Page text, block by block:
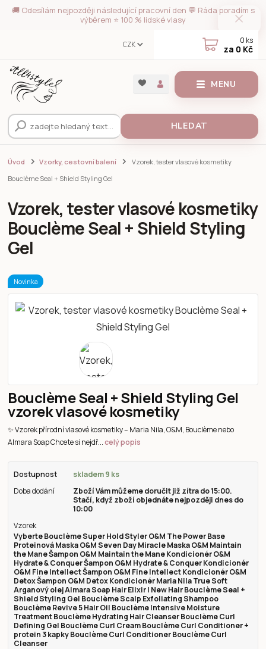
🚚 Odesílám nejpozději následující pracovní den 💬 Ráda poradím s
výběrem ⭐ 100 % lidské vlasy
MENU
CZK
HLEDAT
0 ks
za 0 Kč
Úvod Vzorky, cestovní balení
Vzorek, tester vlasové kosmetiky
Bouclème Seal + Shield Styling Gel
Vzorek, tester vlasové kosmetiky
Bouclème Seal + Shield Styling
Gel
Novinka
Bouclème Seal + Shield Styling Gel
vzorek vlasové kosmetiky
✨ Vzorek přírodní vlasové kosmetiky – Maria Nila, O&M, Bouclème nebo
Almara Soap Chcete si nejdř...celý popis
Dostupnost
skladem 9 ks
Doba dodání
Zboží Vám můžeme doručit již zítra do 15:00.
Stačí, když zboží objednáte nejpozději dnes do
10:00
Vzorek
Vyberte Bouclème Super Hold Styler O&M The Power Base
Proteinová Maska O&M Seven Day Miracle Maska O&M Maintain
the Mane Šampon O&M Maintain the Mane Kondicionér O&M
Hydrate & Conquer Šampon O&M Hydrate & Conquer Kondicionér
O&M Fine Intellect Šampon O&M Fine Intellect Kondicionér O&M
Detox Šampon O&M Detox Kondicionér Maria Nila True Soft
Arganový olej Almara Soap Hair Elixir | New Hair Bouclème Seal +
Shield Styling Gel Bouclème Scalp Exfoliating Shampoo
Bouclème Revive 5 Hair Oil Bouclème Intensive Moisture
Treatment Bouclème Hydrating Hair Cleanser Bouclème Curl
Defining Gel Bouclème Curl Cream Bouclème Curl Conditioner +
protein 3 kapky Bouclème Curl Conditioner Bouclème Curl
Cleanser